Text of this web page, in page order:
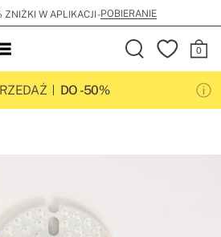
ZNIŻKI W APLIKACJI -POBIERANIE
DO -50%